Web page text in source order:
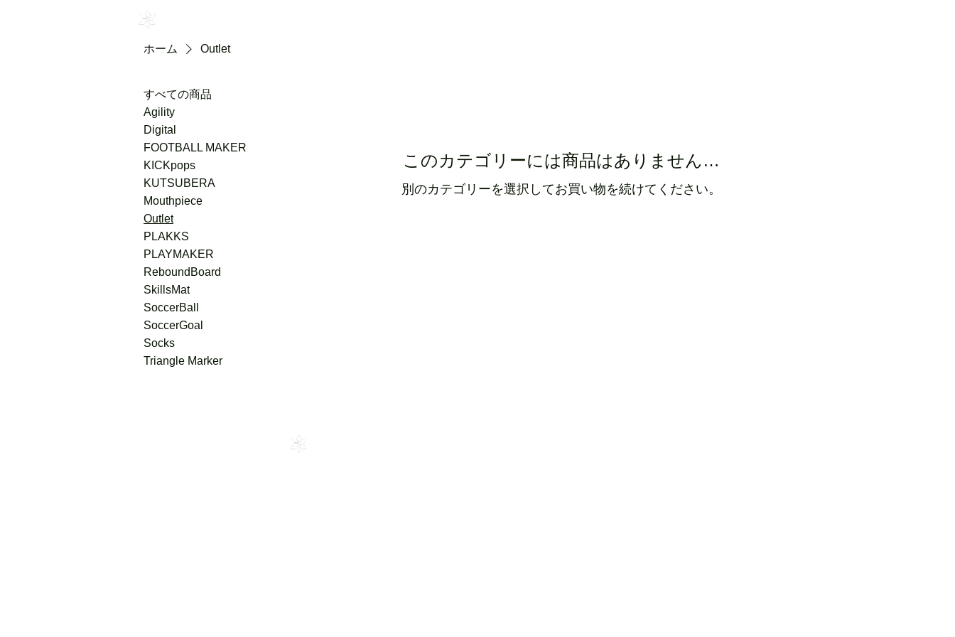
ホーム Outlet
すべての商品
Agility
Digital
FOOTBALL MAKER
KICKpops
KUTSUBERA
Mouthpiece
Outlet
PLAKKS
PLAYMAKER
ReboundBoard
SkillsMat
SoccerBall
SoccerGoal
Socks
Triangle Marker
このカテゴリーには商品はありません…
別のカテゴリーを選択してお買い物を続けてください。